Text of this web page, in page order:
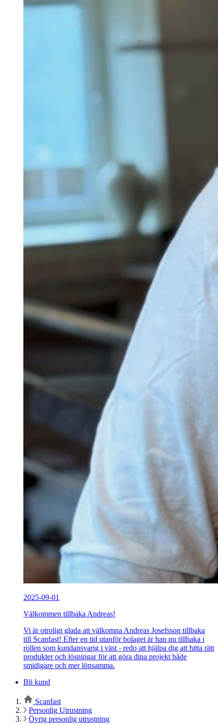
2025-09-01
Välkommen tillbaka Andreas!
Vi är otroligt glada att välkomna Andreas Josefsson tillbaka
till Scanfast! Efter en tid utanför bolaget är han nu tillbaka i
rollen som kundansvarig i väst - redo att hjälpa dig att hitta rätt
produkter och lösningar för att göra dina projekt både
smidigare och mer lönsamma.
Bli kund
Scanfast
Personlig Utrustning
Övrig personlig utrustning